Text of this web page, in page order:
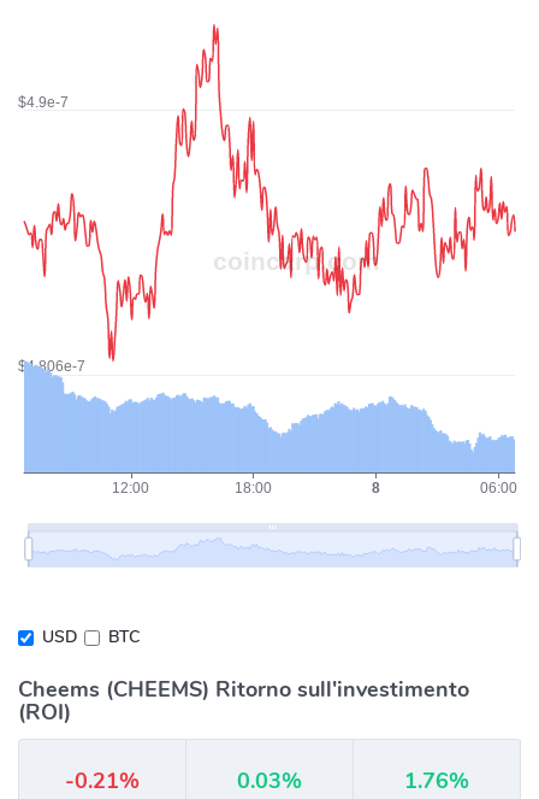
USD BTC
Cheems (CHEEMS) Ritorno sull'investimento
(ROI)
-0.21% 0.03% 1.76%